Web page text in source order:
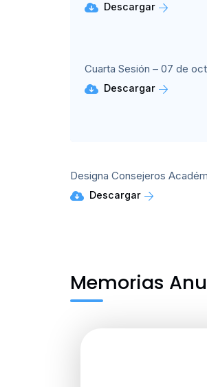
Descargar
Cuarta Sesión – 07 de
Descargar
Designa Consejeros
Descargar
Memorias